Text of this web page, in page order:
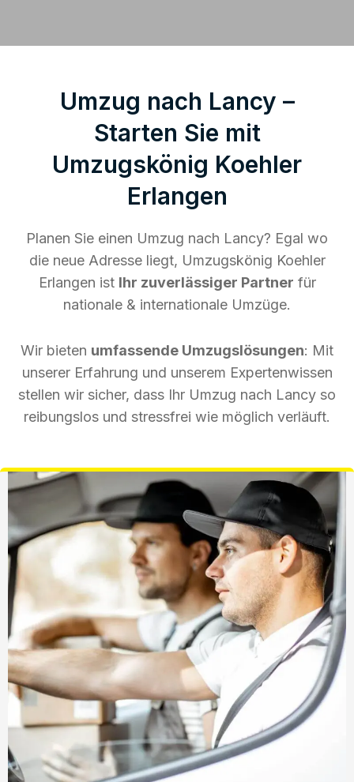
Umzug nach Lancy –
Starten Sie mit
Umzugskönig Koehler
Erlangen
Planen Sie einen Umzug nach Lancy? Egal wo
die neue Adresse liegt, Umzugskönig Koehler
Erlangen ist Ihr zuverlässiger Partner für
nationale & internationale Umzüge.
Wir bieten umfassende Umzugslösungen: Mit
unserer Erfahrung und unserem Expertenwissen
stellen wir sicher, dass Ihr Umzug nach Lancy so
reibungslos und stressfrei wie möglich verläuft.